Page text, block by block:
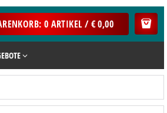
0 ARTIKEL / € 0,00